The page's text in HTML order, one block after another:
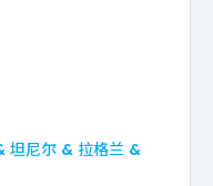
坦尼尔 & 拉格兰 &